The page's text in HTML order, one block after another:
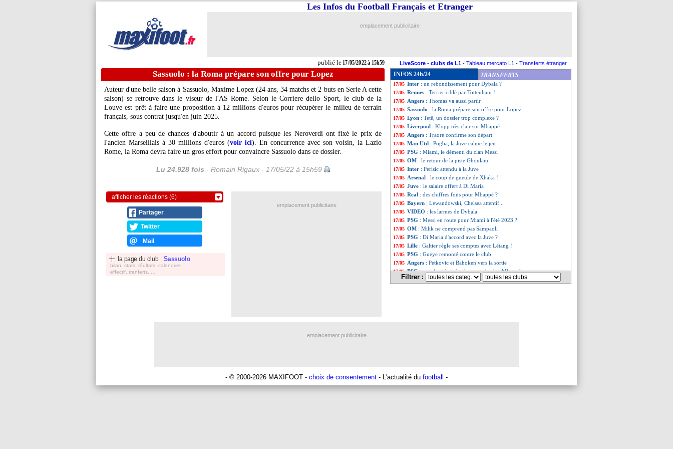
publié le17/05/2022 à 15h59
Les Infos du Football Français et Etranger
emplacement publicitaire
LiveScore - clubs de L1 - Tableau mercato L1 - Transferts étranger
Sassuolo : la Roma prépare son offre pour Lopez
Auteur d'une belle saison à Sassuolo, Maxime Lopez (24 ans, 34 matchs et 2 buts en Serie A cette
saison) se retrouve dans le viseur de l'AS Rome. Selon le Corriere dello Sport, le club de la
Louve est prêt à faire une proposition à 12 millions d'euros pour récupérer le milieu de terrain
français, sous contrat jusqu'en juin 2025.
Cette offre a peu de chances d'aboutir à un accord puisque les Neroverdi ont fixé le prix de
l'ancien Marseillais à 30 millions d'euros (voir ici). En concurrence avec son voisin, la Lazio
Rome, la Roma devra faire un gros effort pour convaincre Sassuolo dans ce dossier.
Lu 24.928 fois - Romain Rigaux - 17/05/22 à 15h59
afficher les réactions (6)
Partager
Twitter
Mail
la page du club : Sassuolo
bilan, stats, réultats, calendrier,
effectif, tranferts, ...
INFOS 24h/24 TRANSFERTS
17/05 Lyon: Boateng se confie sur son avenir
17/05 Valence
17/05 Real: Ospina en approche ?
17/05 Juve: De Ligt vers une prolongation
17/05 Inter : un rebondissement pour Dybala ?
17/05 Rennes : Terrier ciblé par Tottenham !
17/05 Angers : Thomas va aussi partir
17/05 Sassuolo : la Roma prépare son offre pour Lopez
17/05 Lyon : Tetê, un dossier trop complexe ?
17/05 Liverpool : Klopp très clair sur Mbappé
17/05 Angers : Traoré confirme son départ
17/05 Man Utd : Pogba, la Juve calme le jeu
17/05 PSG : Miami, le démenti du clan Messi
17/05 OM : le retour de la piste Ghoulam
17/05 Inter : Perisic attendu à la Juve
17/05 Arsenal : le coup de gueule de Xhaka !
17/05 Juve : le salaire offert à Di Maria
17/05 Real : des chiffres fous pour Mbappé ?
17/05 Bayern : Lewandowski, Chelsea attentif...
17/05 VIDEO : les larmes de Dybala
17/05 PSG : Messi en route pour Miami à l'été 2023 ?
17/05 OM : Milik ne comprend pas Sampaoli
17/05 PSG : Di Maria d'accord avec la Juve ?
17/05 Lille : Galtier règle ses comptes avec Létang !
17/05 PSG : Gueye remonté contre le club
17/05 Angers : Petkovic et Bahoken vers la sortie
17/05 PSG: une dernière réunion pour le clan Mbappé
17/05 Barça : 35 M€ maximum pour Lewandowski ?
Filtrer :
emplacement publicitaire
emplacement publicitaire
- © 2000-2026 MAXIFOOT - choix de consentement - L'actualité du football -